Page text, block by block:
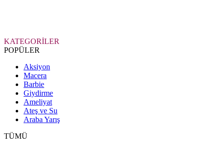
KATEGORİLER
POPÜLER
Aksiyon
Macera
Barbie
Giydirme
Ameliyat
Ateş ve Su
Araba Yarış
TÜMÜ